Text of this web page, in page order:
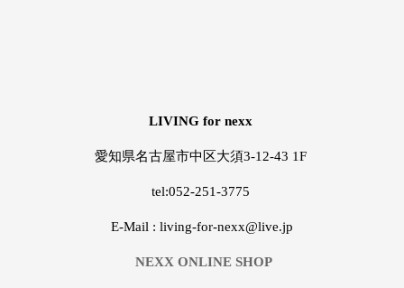
LIVING for nexx
愛知県名古屋市中区大須3-12-43 1F
tel:052-251-3775
E-Mail : living-for-nexx@live.jp
NEXX ONLINE SHOP